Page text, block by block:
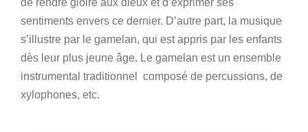
de rendre gloire aux dieux et d’exprimer ses
sentiments envers ce dernier. D’autre part, la musique
s’illustre par le gamelan, qui est appris par les enfants
dès leur plus jeune âge. Le gamelan est un ensemble
instrumental traditionnel composé de percussions, de
xylophones, etc.